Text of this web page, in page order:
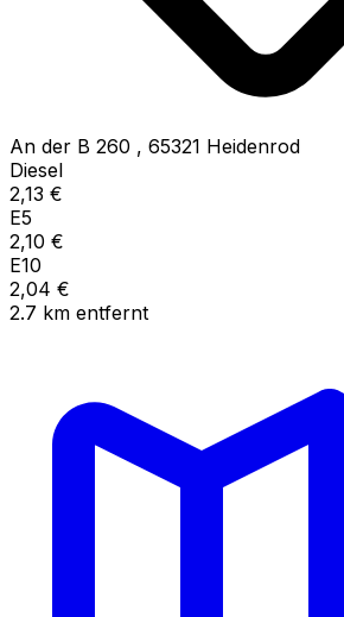
An der B 260 , 65321 Heidenrod
Diesel
2,13 €
E5
2,10 €
E10
2,04 €
2.7 km entfernt